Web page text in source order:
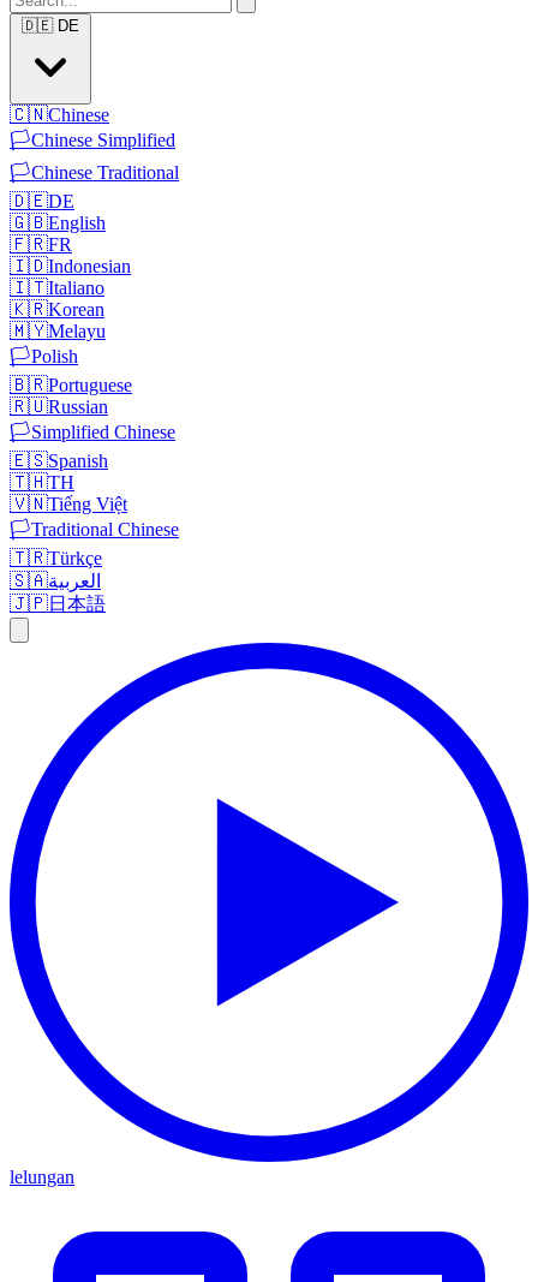
🇩🇪 DE
🇨🇳Chinese
🏳️Chinese Simplified
🏳️Chinese Traditional
🇩🇪DE
🇬🇧English
🇫🇷FR
🇮🇩Indonesian
🇮🇹Italiano
🇰🇷Korean
🇲🇾Melayu
🏳️Polish
🇧🇷Portuguese
🇷🇺Russian
🏳️Simplified Chinese
🇪🇸Spanish
🇹🇭TH
🇻🇳Tiếng Việt
🏳️Traditional Chinese
🇹🇷Türkçe
🇸🇦العربية
🇯🇵日本語
lelungan